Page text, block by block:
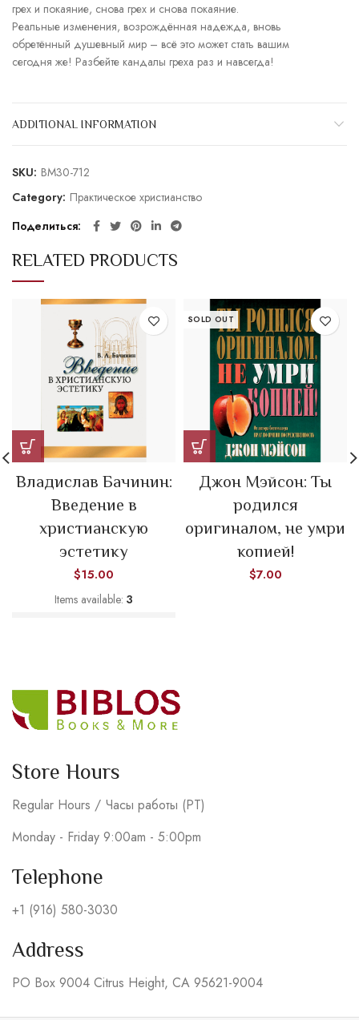
грех и покаяние, снова грех и снова покаяние.
Реальные изменения, возрождённая надежда, вновь
обретённый душевный мир – всё это может стать вашим
сегодня же! Разбейте кандалы греха раз и навсегда!
ADDITIONAL INFORMATION
SKU: BM30-712
Category: Практическое христианство
Поделиться
RELATED PRODUCTS
Владислав Бачинин:
Введение в
христианскую
эстетику
$15.00
Items available: 3
SOLD OUT
Джон Мэйсон: Ты
родился
оригиналом, не умри
копией!
$7.00
Store Hours
Regular Hours / Часы работы (PT)
Monday - Friday 9:00am - 5:00pm
Telephone
+1 (916) 580-3030
Address
PO Box 9004 Citrus Height, CA 95621-9004